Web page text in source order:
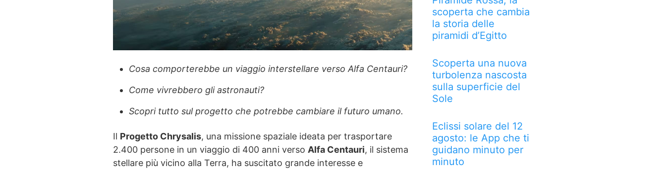
Cosa comporterebbe un viaggio interstellare verso Alfa Centauri?
Come vivrebbero gli astronauti?
Scopri tutto sul progetto che potrebbe cambiare il futuro umano.
Il Progetto Chrysalis, una missione spaziale ideata per trasportare
2.400 persone in un viaggio di 400 anni verso Alfa Centauri, il sistema
stellare più vicino alla Terra, ha suscitato grande interesse e
scoperta che cambia
la storia delle
piramidi d’Egitto
Scoperta una nuova
turbolenza nascosta
sulla superficie del
Sole
Eclissi solare del 12
agosto: le App che ti
guidano minuto per
minuto